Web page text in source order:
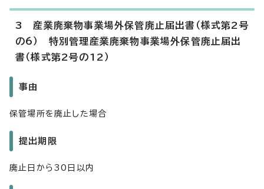
3 産業廃棄物事業場外保管廃止届出書（様式第2号
の6） 特別管理産業廃棄物事業場外保管廃止届出
書（様式第2号の12）
事由
保管場所を廃止した場合
提出期限
廃止日から30日以内